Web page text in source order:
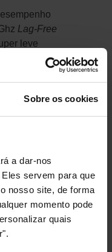
Sobre os cookies
a dar-nos
servem para que
nosso site, de forma
momento pode
quais
Lag-Free
leve